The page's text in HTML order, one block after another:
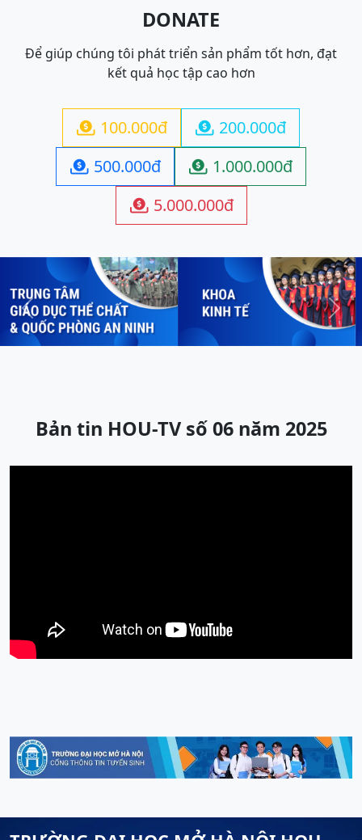
DONATE
Để giúp chúng tôi phát triển sản phẩm tốt hơn, đạt
kết quả học tập cao hơn
 100.000đ  200.000đ
 500.000đ  1.000.000đ
 5.000.000đ
Previous Next
Bản tin HOU-TV số 06 năm 2025